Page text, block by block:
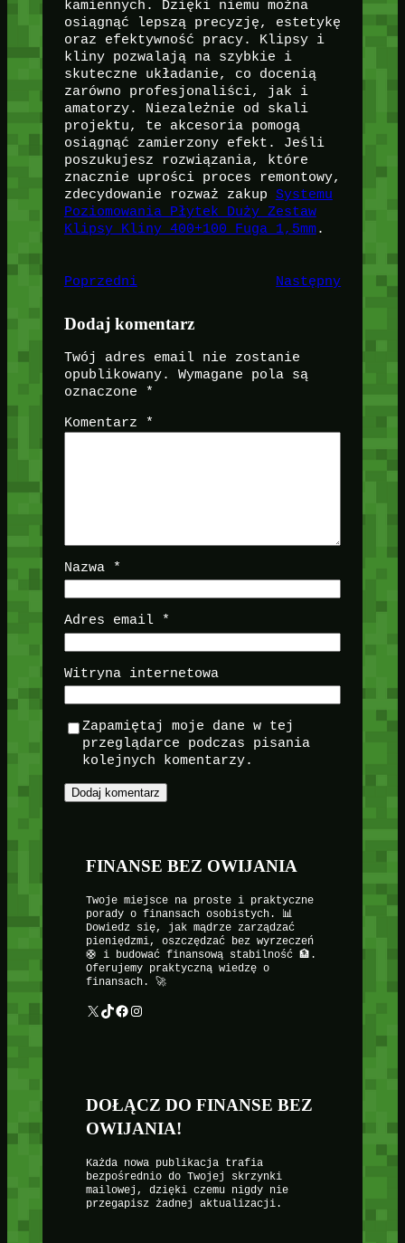
kamiennych. Dzięki niemu można
osiągnąć lepszą precyzję, estetykę
oraz efektywność pracy. Klipsy i
kliny pozwalają na szybkie i
skuteczne układanie, co docenią
zarówno profesjonaliści, jak i
amatorzy. Niezależnie od skali
projektu, te akcesoria pomogą
osiągnąć zamierzony efekt. Jeśli
poszukujesz rozwiązania, które
znacznie uprości proces remontowy,
zdecydowanie rozważ zakup Systemu
Poziomowania Płytek Duży Zestaw
Klipsy Kliny 400+100 Fuga 1,5mm.
Poprzedni Następny
Dodaj komentarz
Twój adres email nie zostanie
opublikowany.
Wymagane pola są
oznaczone
*
Komentarz *
Nazwa *
Adres email *
Witryna internetowa
Zapamiętaj moje dane w tej
przeglądarce podczas pisania
kolejnych komentarzy.
FINANSE BEZ OWIJANIA
Twoje miejsce na proste i praktyczne
porady o finansach osobistych. 📊
Dowiedz się, jak mądrze zarządzać
pieniędzmi, oszczędzać bez wyrzeczeń
🛟 i budować finansową stabilność 🏦.
Oferujemy praktyczną wiedzę o
finansach. 🚀
X TikTok Facebook Instagram
DOŁĄCZ DO FINANSE BEZ
OWIJANIA!
Każda nowa publikacja trafia
bezpośrednio do Twojej skrzynki
mailowej, dzięki czemu nigdy nie
przegapisz żadnej aktualizacji.